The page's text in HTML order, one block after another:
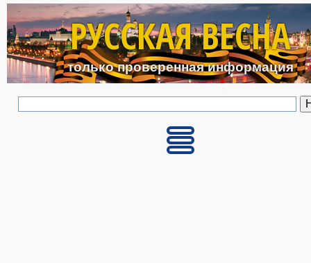
Перейти к основному
РУССКАЯ ВЕСНА
только проверенная информация